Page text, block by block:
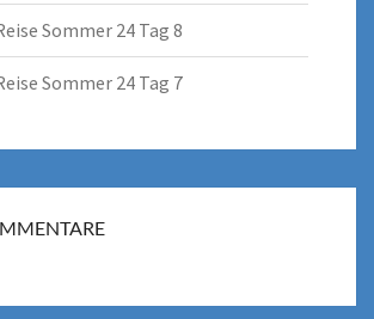
Sommer 24 Tag 8
Sommer 24 Tag 7